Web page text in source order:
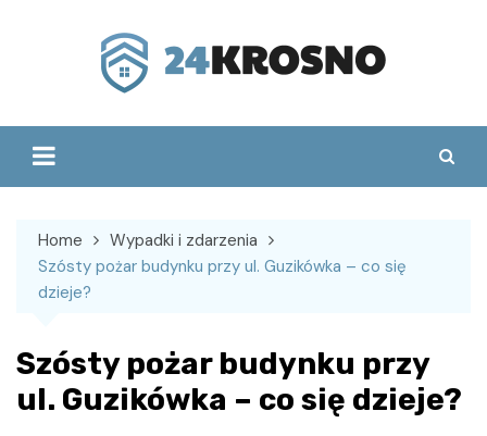
Home
Wypadki i zdarzenia
Szósty pożar budynku przy ul. Guzikówka – co się
dzieje?
Szósty pożar budynku przy
ul. Guzikówka – co się dzieje?